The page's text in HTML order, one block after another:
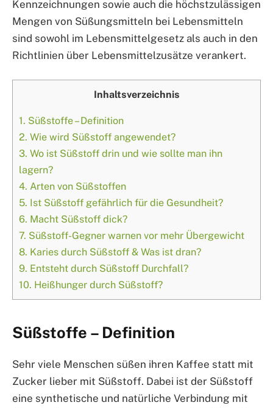
Kennzeichnungen sowie auch die höchstzulässigen
Mengen von Süßungsmitteln bei Lebensmitteln
sind sowohl im Lebensmittelgesetz als auch in den
Richtlinien über Lebensmittelzusätze verankert.
Inhaltsverzeichnis
1. Süßstoffe – Definition
2. Wie wird Süßstoff angewendet?
3. Wo ist Süßstoff drin und wie sollte man ihn
lagern?
4. Arten von Süßstoffen
5. Ist Süßstoff gefährlich für die Gesundheit?
6. Macht Süßstoff dick?
7. Süßstoff-Gegner warnen vor mehr Übergewicht
8. Karies durch Süßstoff & Was ist dran?
9. Entsteht durch Süßstoff Durchfall?
10. Heißhunger durch Süßstoff?
Süßstoffe – Definition
Sehr viele Menschen süßen ihren Kaffee statt mit
Zucker lieber mit Süßstoff. Dabei ist der Süßstoff
eine synthetische und natürliche Verbindung mit